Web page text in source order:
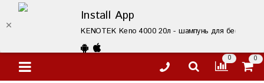
Install App
KENOTEK Keno 4000 20л - шампунь для
0 0